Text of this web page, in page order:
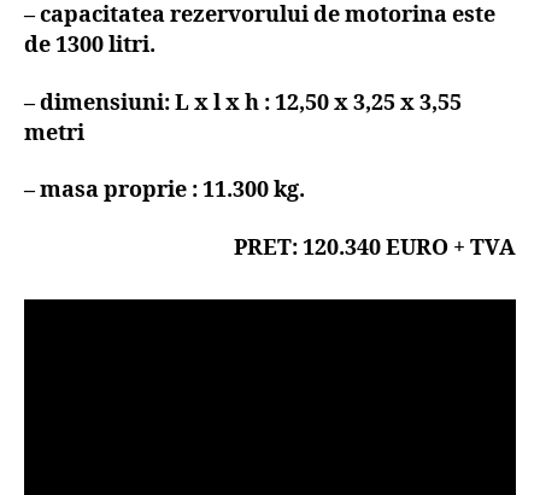
– capacitatea rezervorului de motorina este
de 1300 litri.
– dimensiuni: L x l x h : 12,50 x 3,25 x 3,55
metri
– masa proprie : 11.300 kg.
PRET: 120.340 EURO + TVA